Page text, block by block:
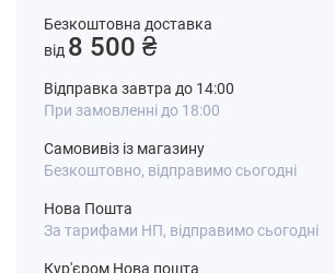
Безкоштовна доставка
від 8 500 ₴
Відправка завтра до 14:00
При замовленні до 18:00
Самовивіз із магазину
Безкоштовно, відправимо сьогодні
Нова Пошта
За тарифами НП, відправимо сьогодні
Кур'єром Нова пошта